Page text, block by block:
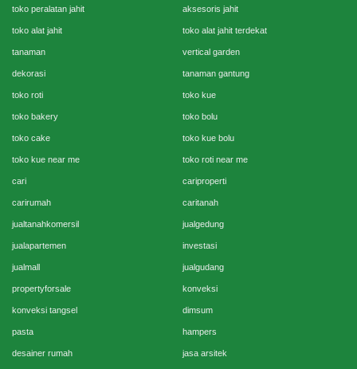
toko peralatan jahit aksesoris jahit
toko alat jahit toko alat jahit terdekat
tanaman vertical garden
dekorasi tanaman gantung
toko roti toko kue
toko bakery toko bolu
toko cake toko kue bolu
toko kue near me toko roti near me
cari cariproperti
carirumah caritanah
jualtanahkomersil jualgedung
jualapartemen investasi
jualmall jualgudang
propertyforsale konveksi
konveksi tangsel dimsum
pasta hampers
desainer rumah jasa arsitek